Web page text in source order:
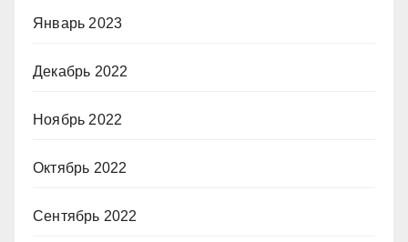
Январь 2023
Декабрь 2022
Ноябрь 2022
Октябрь 2022
Сентябрь 2022